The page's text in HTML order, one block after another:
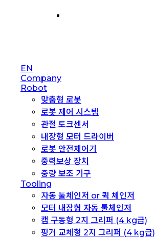
Close
Menu
EN
Company
Robot
맞춤형 로봇
로봇 제어 시스템
관절 토크센서
내장형 모터 드라이버
로봇 안전제어기
중력보상 장치
중량 보조 기구
Tooling
자동 툴체인저 or 퀵 체인저
모터 내장형 자동 툴체인저
캠 구동형 2지 그리퍼 (4 kg급)
핑거 교체형 2지 그리퍼 (4 kg급)